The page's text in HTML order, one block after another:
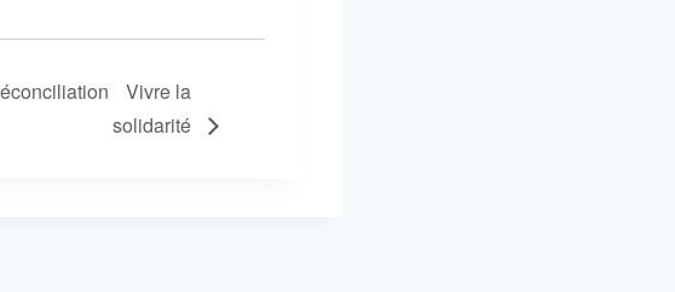
Vivre la
solidarité